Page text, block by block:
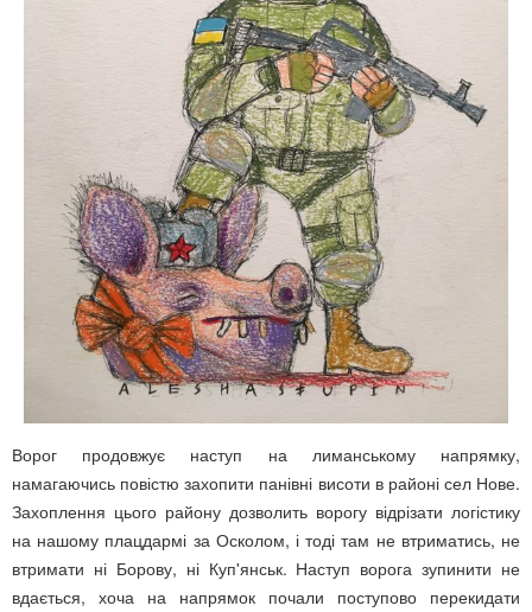
Ворог продовжує наступ на лиманському напрямку,
намагаючись повістю захопити панівні висоти в районі сел Нове.
Захоплення цього району дозволить ворогу відрізати логістику
на нашому плацдармі за Осколом, і тоді там не втриматись, не
втримати ні Борову, ні Куп'янськ. Наступ ворога зупинити не
вдається, хоча на напрямок почали поступово перекидати